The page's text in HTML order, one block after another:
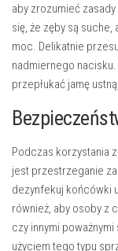
aby zrozumieć
się, że zęby są
moc. Delikatnie
nadmiernego
przepłukać jamę
Podczas korzystania
jest przestrzeganie
dezynfekuj końcówki
również, aby osoby z
czy innymi
użyciem tego typu